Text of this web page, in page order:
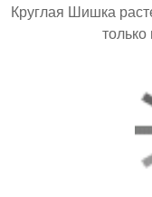
Круглая Шишка